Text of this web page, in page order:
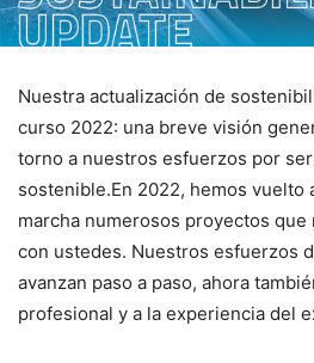
Nuestra actualización de
curso 2022: una breve visión
torno a nuestros esfuerzos por
sostenible.En 2022, hemos vuelto
marcha numerosos proyectos
con ustedes. Nuestros esfuerzos
avanzan paso a paso, ahora
profesional y a la experiencia del